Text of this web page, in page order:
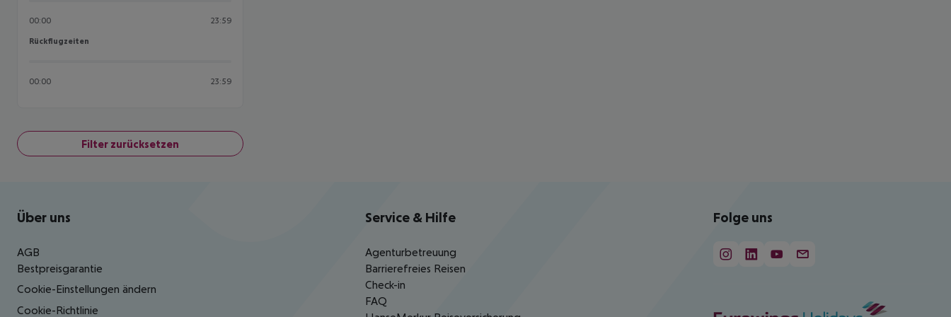
00:00 23:59
Rückflugzeiten
Rückflugzeiten
00:00 23:59
Filter zurücksetzen
Footer navigation
Über uns
AGB
Bestpreisgarantie
Cookie-Einstellungen ändern
Cookie-Richtlinie
Service & Hilfe
Agenturbetreuung
Barrierefreies Reisen
Check-in
FAQ
Folge uns